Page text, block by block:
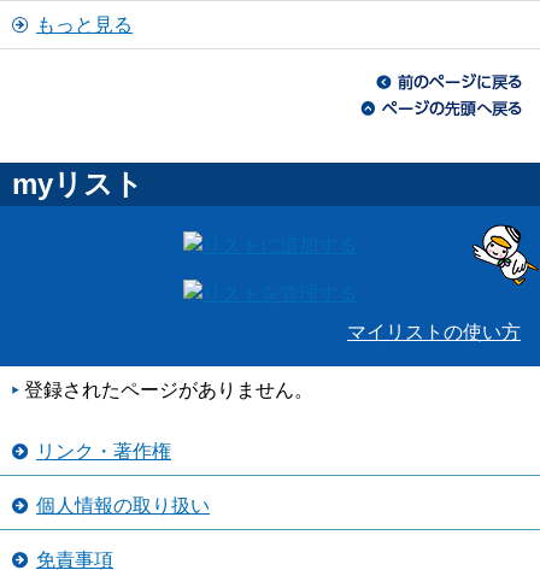
もっと見る
myリスト
マイリストの使い方
登録されたページがありません。
リンク・著作権
個人情報の取り扱い
免責事項